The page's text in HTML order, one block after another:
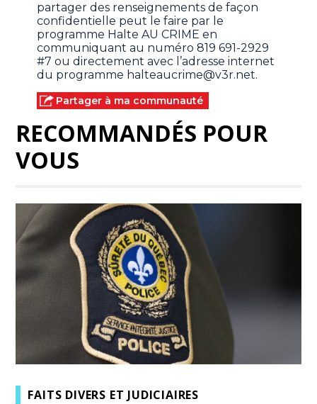
partager des renseignements de façon
confidentielle peut le faire par le
programme Halte AU CRIME en
communiquant au numéro 819 691-2929
#7 ou directement avec l’adresse internet
du programme halteaucrime@v3r.net.
Partager à ma communauté
RECOMMANDÉS POUR
VOUS
FAITS DIVERS ET JUDICIAIRES